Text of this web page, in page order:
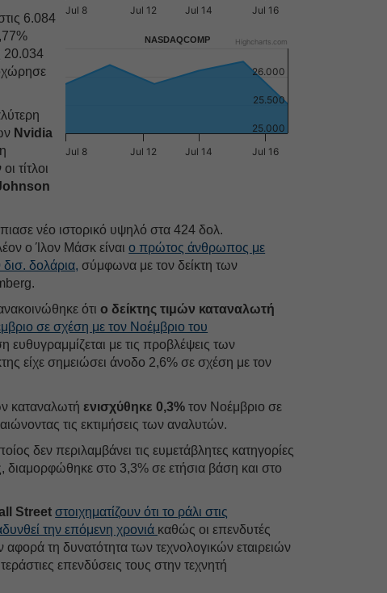
Jul 8 Jul 12 Jul 14 Jul 16
NASDAQCOMP
Jul 8 Jul 12 Jul 14 Jul 16
25.000
25.500
26.000
Highcharts.com
6.084
20.034
Nvidia
τίτλοι
νέο ιστορικό υψηλό στα 424 δολ.
ο Ίλον Μάσκ είναιο πρώτος άνθρωπος με
δολάρια, σύμφωνα με τον δείκτη των
ότι ο δείκτης τιμών καταναλωτή
σε σχέση με τον Νοέμβριο του
ευθυγραμμίζεται με τις προβλέψεις των
είχε σημειώσει άνοδο 2,6% σε σχέση με τον
καταναλωτήενισχύθηκε 0,3% τον Νοέμβριο σε
τις εκτιμήσεις των αναλυτών.
δεν περιλαμβάνει τις ευμετάβλητες κατηγορίες
διαμορφώθηκε στο 3,3% σε ετήσια βάση και στο
Street στοιχηματίζουν ότι το ράλι στις
την επόμενη χρονιά καθώς οι επενδυτές
αφορά τη δυνατότητα των τεχνολογικών εταιρειών
επενδύσεις τους στην τεχνητή